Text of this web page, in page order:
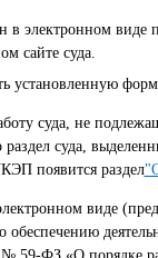
электронном виде
сайте суда.
установленную
суда, не
суда,
появится раздел
виде